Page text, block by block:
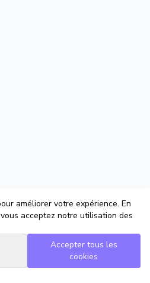
améliorer votre expérience. En
acceptez notre utilisation des
Accepter tous les
cookies